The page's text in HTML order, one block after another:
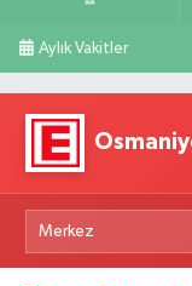
Aylık Vakitler